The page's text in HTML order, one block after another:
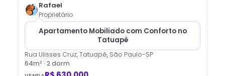
Rafael
Proprietário
Apartamento Mobiliado com Conforto no
Tatuapé
Rua Ulisses Cruz, Tatuapé, São Paulo-SP
64m² · 2dorm